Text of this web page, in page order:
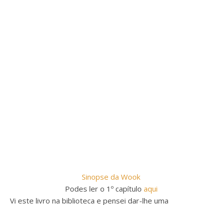
Sinopse da Wook
Podes ler o 1º capítulo aqui
Vi este livro na biblioteca e pensei dar-lhe uma